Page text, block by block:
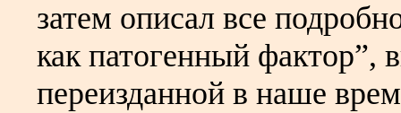
затем описал все
как патогенный фактор”,
переизданной в наше